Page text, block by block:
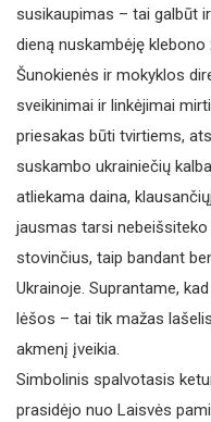
susikaupimas – tai galbūt
dieną nuskambėję
Šunokienės ir mokyklos
sveikinimai ir linkėjimai
priesakas būti tvirtiems,
suskambo ukrainiečių
atliekama daina,
jausmas tarsi
stovinčius, taip bandant
Ukrainoje. Suprantame,
lėšos – tai tik mažas
akmenį įveikia.
Simbolinis spalvotasis
prasidėjo nuo Laisvės